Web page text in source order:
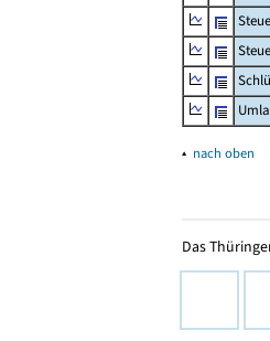
▴ nach oben
Das